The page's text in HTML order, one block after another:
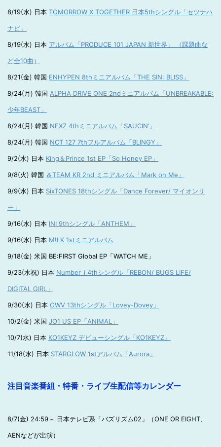
8/19(水) 日本 TOMORROW X TOGETHER 日本5thシングル「セツナハ
ナビ」
8/19(水) 日本 アルバム「PRODUCE 101 JAPAN 新世界」 （課題曲な
ど全10曲）
8/21(金) 韓国 ENHYPEN 8thミニアルバム「THE SIN: BLISS」
8/24(月) 韓国 ALPHA DRIVE ONE 2ndミニアルバム「UNBREAKABLE:
少年BEAST」
8/24(月) 韓国 NEXZ 4thミニアルバム「SAUCIN’」
8/24(月) 韓国 NCT 127 7thフルアルバム「BLINGY」
9/2(水) 日本 King＆Prince 1st EP「So Honey EP」
9/8(火) 韓国 ＆TEAM KR 2nd ミニアルバム「Mark on Me」
9/9(水) 日本 SixTONES 18thシングル「Dance Forever/ マイオンリ
ー」
9/16(水) 日本 INI 9thシングル「ANTHEM」
9/16(水) 日本 M!LK 1stミニアルバム
9/18(金) 米国 BE:FIRST Global EP「WATCH ME」
9/23(水祝) 日本 Number_i 4thシングル「REBON/ BUGS LIFE/
DIGITAL GIRL」
9/30(水) 日本 OWV 13thシングル「Lovey-Dovey」
10/2(金) 米国 JO1 US EP「ANIMAL」
10/7(水) 日本 KO1KEYZ デビューシングル「KO1KEYZ」
11/18(水) 日本 STARGLOW 1stアルバム「Aurora」
注目音楽番組・特番・ライブ生配信等カレンダー
8/7(金) 24:59～ 日本テレビ系「バズリズム02」（ONE OR EIGHT、
AENなどが出演）